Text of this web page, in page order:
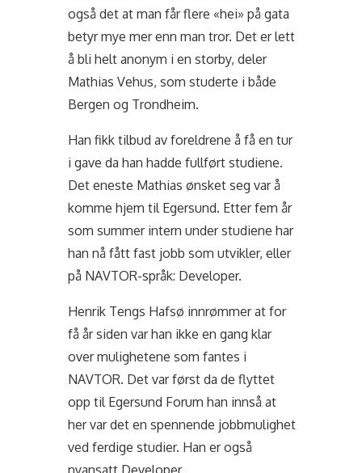
også det at man får flere «hei» på gata
betyr mye mer enn man tror. Det er lett
å bli helt anonym i en storby, deler
Mathias Vehus, som studerte i både
Bergen og Trondheim.
Han fikk tilbud av foreldrene å få en tur
i gave da han hadde fullført studiene.
Det eneste Mathias ønsket seg var å
komme hjem til Egersund. Etter fem år
som summer intern under studiene har
han nå fått fast jobb som utvikler, eller
på NAVTOR-språk: Developer.
Henrik Tengs Hafsø innrømmer at for
få år siden var han ikke en gang klar
over mulighetene som fantes i
NAVTOR. Det var først da de flyttet
opp til Egersund Forum han innså at
her var det en spennende jobbmulighet
ved ferdige studier. Han er også
nyansatt Developer.